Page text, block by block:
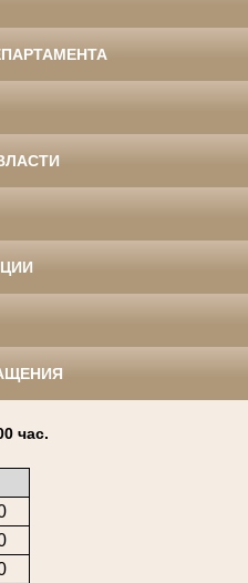
час.